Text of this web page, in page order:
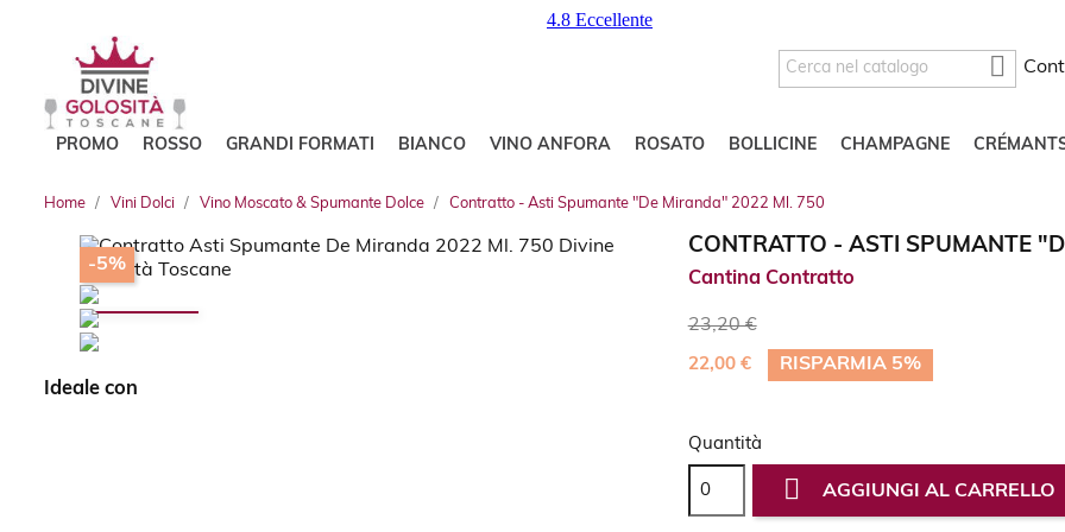

PROMO ROSSO GRANDI FORMATI BIANCO VINO ANFORA ROSATO BOLLICINE CHAMPAGNE
Home Vini Dolci Vino Moscato & Spumante Dolce Contratto - Asti Spumante "De Miranda" 2022 Ml. 750
-5%
Ideale con
CONTRATTO - ASTI SPUMANTE
Cantina Contratto
23,20 €
22,00 € RISPARMIA 5%
Quantità
 AGGIUNGI AL CARRELLO